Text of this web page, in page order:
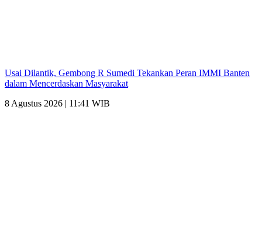
Usai Dilantik, Gembong R Sumedi Tekankan Peran IMMI Banten
dalam Mencerdaskan Masyarakat
8 Agustus 2026 | 11:41 WIB